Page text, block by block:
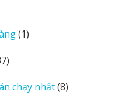
11
37
phẩm
chạy nhất 88